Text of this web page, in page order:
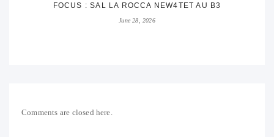
FOCUS : SAL LA ROCCA NEW4TET AU B3
June 28, 2026
Comments are closed here.